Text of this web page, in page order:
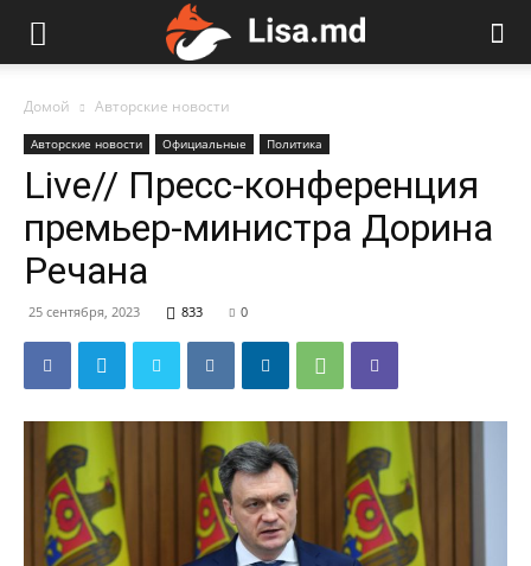
Домой Авторские новости
Авторские новости Официальные Политика
Live// Пресс-конференция
премьер-министра Дорина
Речана
25 сентября, 2023 833 0